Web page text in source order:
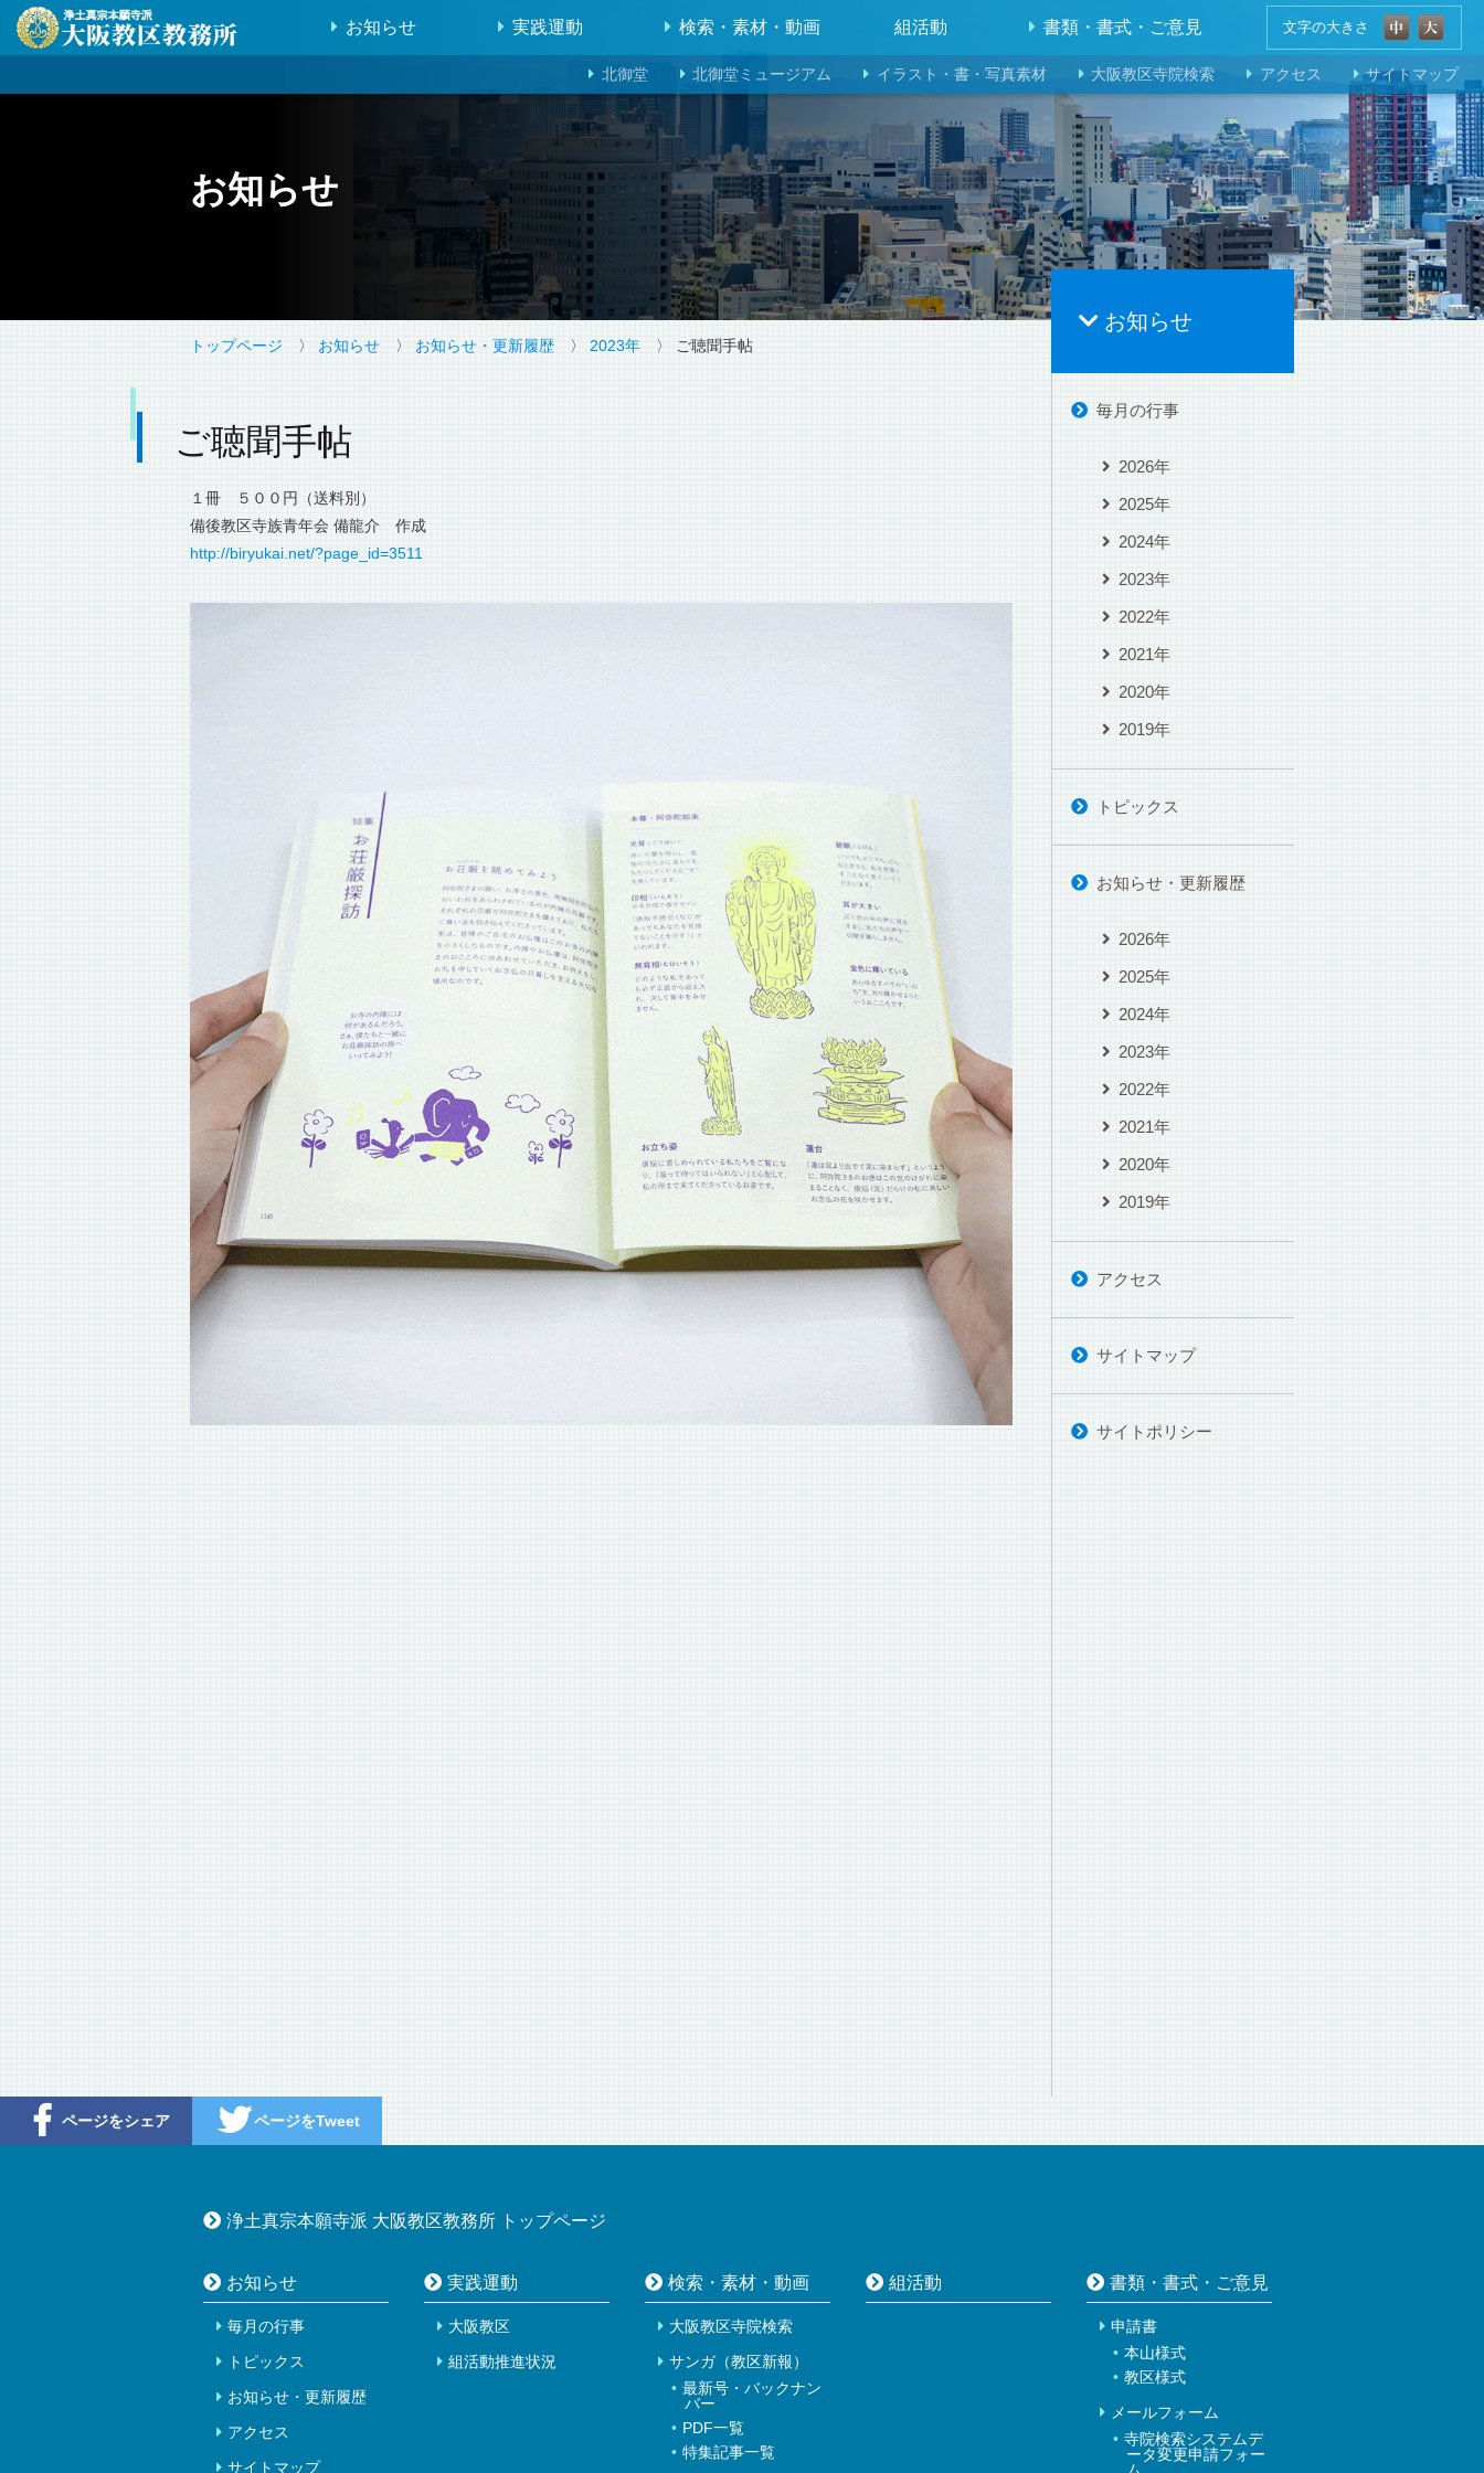
文字の大きさ
お知らせ 実践運動 検索・素材・動画 組活動 書類・書式・ご意見
北御堂 北御堂ミュージアム イラスト・書・写真素材 大阪教区寺院検索 アクセス サイトマップ
お知らせ
トップページ 〉 お知らせ 〉 お知らせ・更新履歴 〉 2023年 〉 ご聴聞手帖
ご聴聞手帖
１冊 ５００円（送料別）
備後教区寺族青年会 備龍介 作成
http://biryukai.net/?page_id=3511
お知らせ
毎月の行事
2026年
2025年
2024年
2023年
2022年
2021年
2020年
2019年
トピックス
お知らせ・更新履歴
2026年
2025年
2024年
2023年
2022年
2021年
2020年
2019年
アクセス
サイトマップ
サイトポリシー
ページをシェア ページをTweet
浄土真宗本願寺派 大阪教区教務所 トップページ
お知らせ
毎月の行事
トピックス
お知らせ・更新履歴
アクセス
サイトマップ
実践運動
大阪教区
組活動推進状況
検索・素材・動画
大阪教区寺院検索
サンガ（教区新報）
最新号・バックナン
バー
PDF一覧
特集記事一覧
組活動 書類・書式・ご意見
申請書
本山様式
教区様式
メールフォーム
寺院検索システムデ
ータ変更申請フォー